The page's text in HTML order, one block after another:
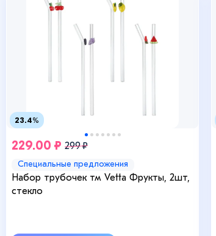
23.4%
229.00 ₽ 299 ₽
Специальные предложения
Набор трубочек тм Vetta Фрукты, 2шт,
стекло